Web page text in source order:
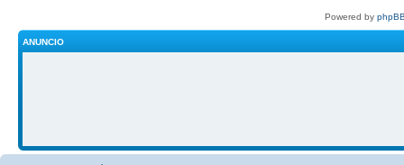
Powered by
ANUNCIO